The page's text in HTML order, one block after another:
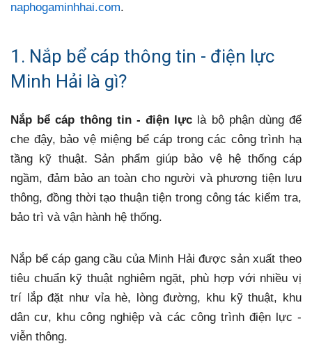
naphogaminhhai.com.
1. Nắp bể cáp thông tin - điện lực
Minh Hải là gì?
Nắp bể cáp thông tin - điện lực là bộ phận dùng để
che đậy, bảo vệ miệng bể cáp trong các công trình hạ
tầng kỹ thuật. Sản phẩm giúp bảo vệ hệ thống cáp
ngầm, đảm bảo an toàn cho người và phương tiện lưu
thông, đồng thời tạo thuận tiện trong công tác kiểm tra,
bảo trì và vận hành hệ thống.
Nắp bể cáp gang cầu của Minh Hải được sản xuất theo
tiêu chuẩn kỹ thuật nghiêm ngặt, phù hợp với nhiều vị
trí lắp đặt như vỉa hè, lòng đường, khu kỹ thuật, khu
dân cư, khu công nghiệp và các công trình điện lực -
viễn thông.